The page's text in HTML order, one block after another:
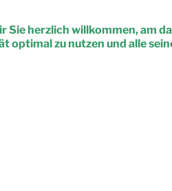
Sie herzlich willkommen, am
optimal zu nutzen und alle